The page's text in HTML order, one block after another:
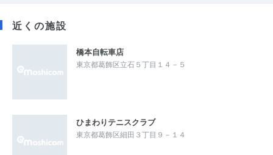
近くの施設
橋本自転車店
東京都葛飾区立石５丁目１４－５
ひまわりテニスクラブ
東京都葛飾区細田３丁目９－１４